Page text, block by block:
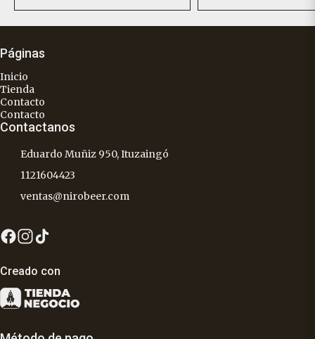
Páginas
Inicio
Tienda
Contacto
Contacto
Contactanos
Eduardo Muñiz 950, Ituzaingó
1121604423
ventas@nirobeer.com
Creado con